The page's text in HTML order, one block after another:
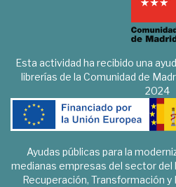
Esta actividad ha recibido una
librerías de la Comunidad de
2024
Ayudas públicas para la
medianas empresas del sector del
Recuperación, Transformación